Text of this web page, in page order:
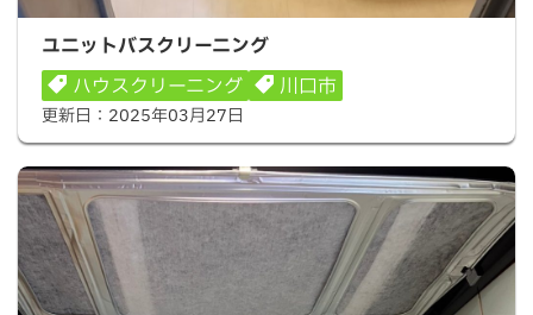
ユニットバスクリーニング
ユニットバスクリーニング
ハウスクリーニング
川口市
更新日： 2025年03月27日